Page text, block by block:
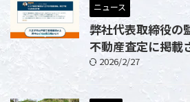
ニュース
弊社代表取締役の
不動産査定に掲載
2026/2/27